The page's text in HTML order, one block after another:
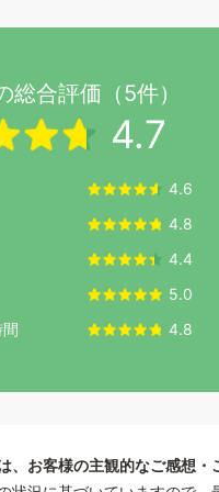
総合評価（5件）
4.7
4.6
4.8
4.4
5.0
4.8
、お客様の主観的なご感想・